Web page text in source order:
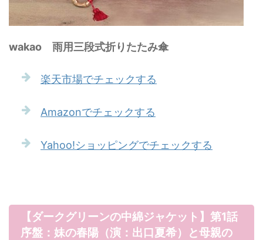
wakao 雨用三段式折りたたみ傘
楽天市場でチェックする
Amazonでチェックする
Yahoo!ショッピングでチェックする
【ダークグリーンの中綿ジャケット】第1話
序盤：妹の春陽（演：出口夏希）と母親の